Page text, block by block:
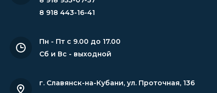
8 918 443-16-41
Пн - Пт с 9.00 до 17.00
Сб и Вс - выходной
г. Славянск-на-Кубани, ул. Проточная, 136